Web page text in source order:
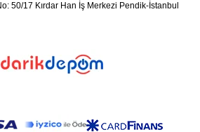
50/17 Kırdar Han İş Merkezi Pendik-İstanbul